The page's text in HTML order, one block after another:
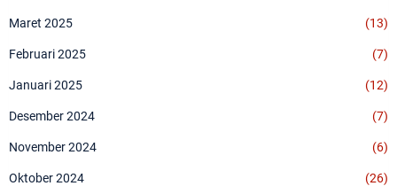
Maret 2025 (13)
Februari 2025 (7)
Januari 2025 (12)
Desember 2024 (7)
November 2024 (6)
Oktober 2024 (26)